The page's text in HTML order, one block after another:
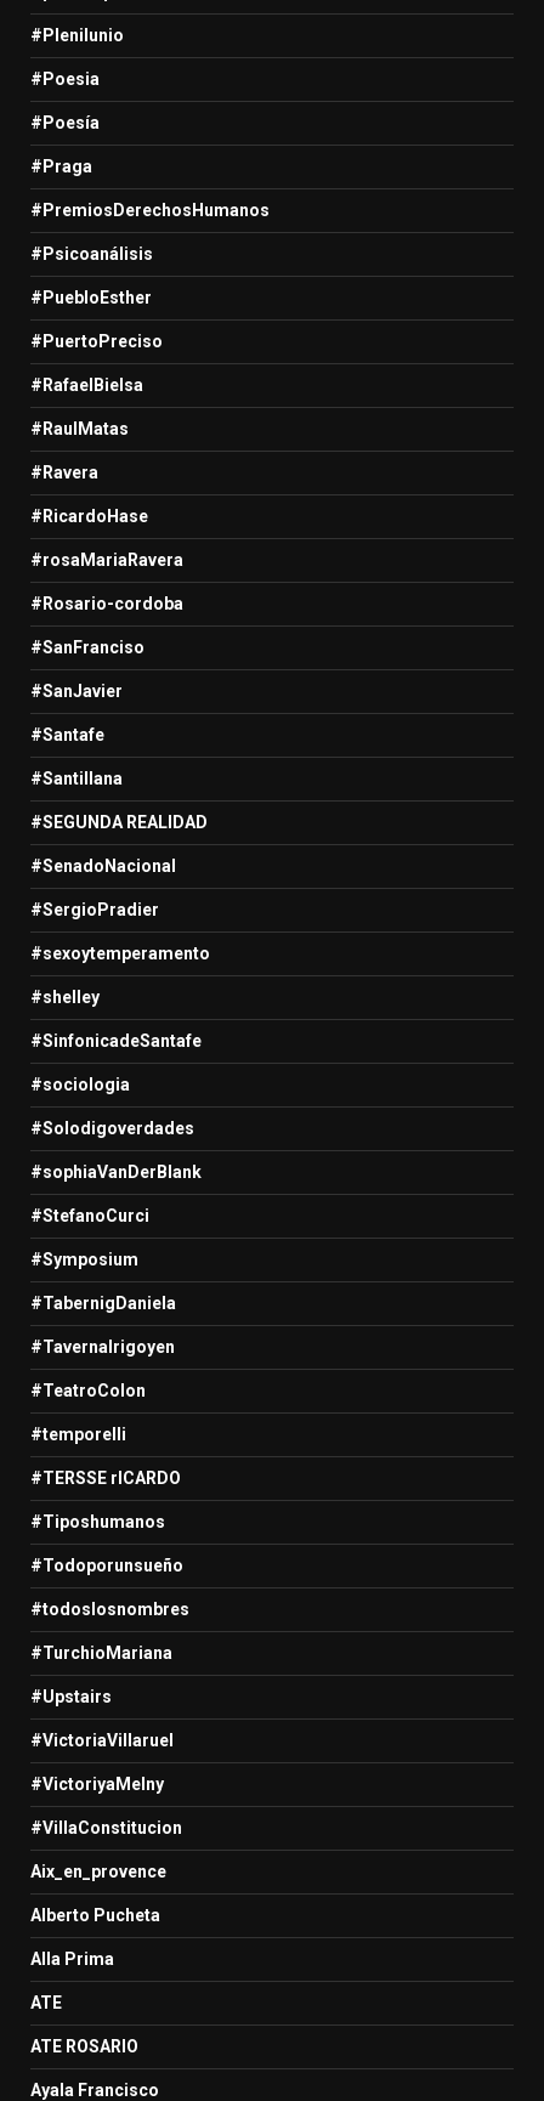
#Plenilunio
#Poesia
#Poesía
#Praga
#PremiosDerechosHumanos
#Psicoanálisis
#PuebloEsther
#PuertoPreciso
#RafaelBielsa
#RaulMatas
#Ravera
#RicardoHase
#rosaMariaRavera
#Rosario-cordoba
#SanFranciso
#SanJavier
#Santafe
#Santillana
#SEGUNDA REALIDAD
#SenadoNacional
#SergioPradier
#sexoytemperamento
#shelley
#SinfonicadeSantafe
#sociologia
#Solodigoverdades
#sophiaVanDerBlank
#StefanoCurci
#Symposium
#TabernigDaniela
#TavernaIrigoyen
#TeatroColon
#temporelli
#TERSSE rICARDO
#Tiposhumanos
#Todoporunsueño
#todoslosnombres
#TurchioMariana
#Upstairs
#VictoriaVillaruel
#VictoriyaMelny
#VillaConstitucion
Aix_en_provence
Alberto Pucheta
Alla Prima
ATE
ATE ROSARIO
Ayala Francisco